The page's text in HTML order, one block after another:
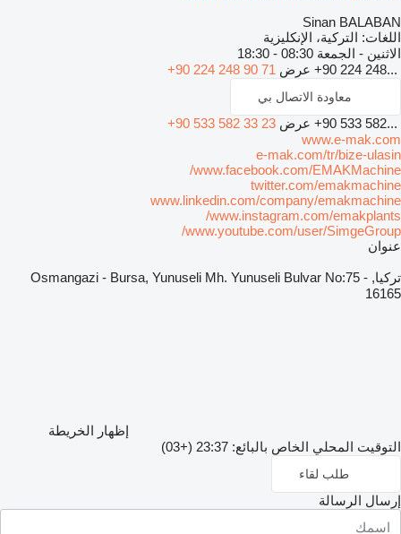
Sinan BALABAN
اللغات: التركية، الإنكليزية
الاثنين - الجمعة 08:30 - 18:30
+90 224 248... عرض +90 224 248 90 71
معاودة الاتصال بي
+90 533 582... عرض +90 533 582 33 23
www.e-mak.com
e-mak.com/tr/bize-ulasin
www.facebook.com/EMAKMachine/
twitter.com/emakmachine
www.linkedin.com/company/emakmachine
www.instagram.com/emakplants/
www.youtube.com/user/SimgeGroup/
عنوان
تركيا, Osmangazi - Bursa, Yunuseli Mh. Yunuseli Bulvar No:75 -
16165
إظهار الخريطة
التوقيت المحلي الخاص بالبائع: 23:37 (+03)
طلب لقاء
إرسال الرسالة